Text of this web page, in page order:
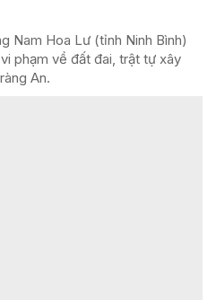
Nam Hoa Lư (tỉnh Ninh Bình)
phạm về đất đai, trật tự xây
An.